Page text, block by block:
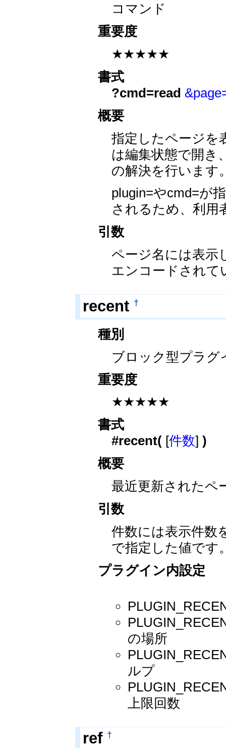
コマンド
重要度
★★★★★
書式
?cmd=read
概要
指定したページを
は編集状態で開き
の解決を行います
plugin=やcmd=が
されるため、利用
引数
ページ名には表示
エンコードされて
recent †
種別
ブロック型プラグ
重要度
★★★★★
書式
#recent( [件数])
概要
最近更新されたペ
引数
件数には表示件数
で指定した値です
プラグイン内設定
の場所
ルプ
上限回数
ref †